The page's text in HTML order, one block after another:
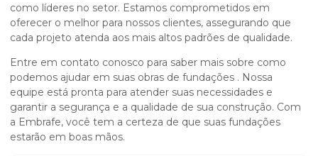
como líderes no setor. Estamos comprometidos em
oferecer o melhor para nossos clientes, assegurando que
cada projeto atenda aos mais altos padrões de qualidade.
Entre em contato conosco para saber mais sobre como
podemos ajudar em suas obras de fundações . Nossa
equipe está pronta para atender suas necessidades e
garantir a segurança e a qualidade de sua construção. Com
a Embrafe, você tem a certeza de que suas fundações
estarão em boas mãos.